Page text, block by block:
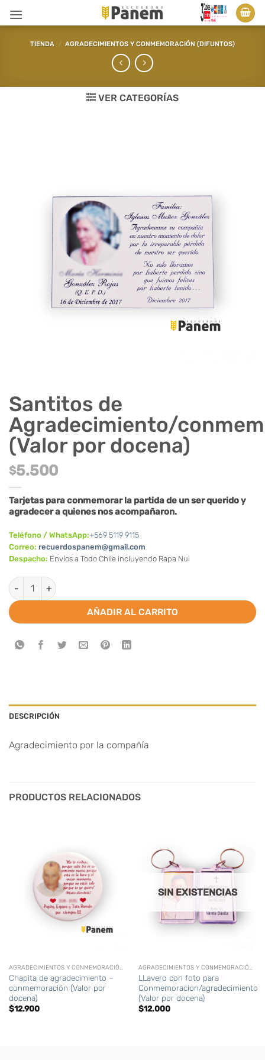
TIENDA / AGRADECIMIENTOS Y CONMEMORACIÓN (DIFUNTOS)
VER CATEGORÍAS
Santitos de
Agradecimiento/
(Valor por docena)
$5.500
Tarjetas para conmemorar la partida de un ser querido y
agradecer a quienes nos acompañaron.
Teléfono / WhatsApp:+569 5119 9115
Correo: recuerdospanem@gmail.com
Despacho: Envíos a Todo Chile incluyendo Rapa Nui
Santitos de Agradecimiento/conmemoración (Valor por
AÑADIR AL CARRITO
DESCRIPCIÓN
Agradecimiento por la compañía
PRODUCTOS RELACIONADOS
AGRADECIMIENTOS Y CONMEMORACIÓN (DIFUNTOS)
Chapita de agradecimiento –
conmemoración (Valor por
docena)
$12.900
SIN EXISTENCIAS
AGRADECIMIENTOS Y CONMEMORACIÓN (DIFUNTOS)
LLavero con foto para
Conmemoracion/agradecimiento
(Valor por docena)
$12.000